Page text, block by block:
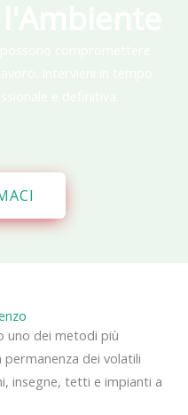
uno dei metodi più
dei volatili
insegne, tetti e impianti a